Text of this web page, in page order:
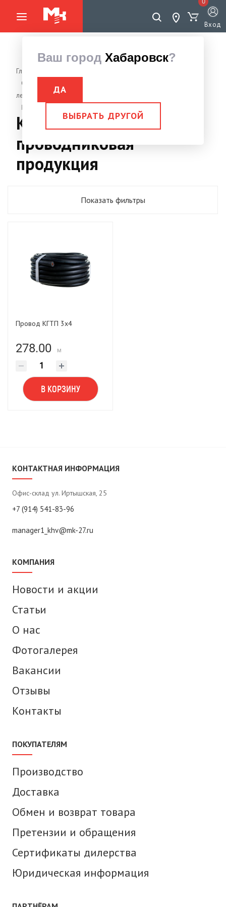
Ваш город Хабаровск?
ДА
ВЫБРАТЬ ДРУГОЙ
Вход
Главная страница
Станки для гибки и резки арматуры, правильный,
ленточнопильный
Кабельно-проводниковая продукция
Кабельно-
проводниковая
продукция
Показать фильтры
Провод КГТП 3х4
278.00 м
В КОРЗИНУ
КОНТАКТНАЯ ИНФОРМАЦИЯ
Офис-склад ул. Иртышская, 25
+7 (914) 541-83-96
manager1_khv@mk-27.ru
КОМПАНИЯ
Новости и акции
Статьи
О нас
Фотогалерея
Вакансии
Отзывы
Контакты
ПОКУПАТЕЛЯМ
Производство
Доставка
Обмен и возврат товара
Претензии и обращения
Сертификаты дилерства
Юридическая информация